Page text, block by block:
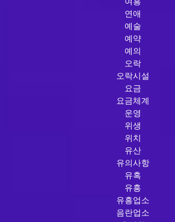
연애
예술
예약
예의
오락
오락시설
요금
요금체계
운영
위생
위치
유산
유의사항
유혹
유흥
유흥업소
음란업소